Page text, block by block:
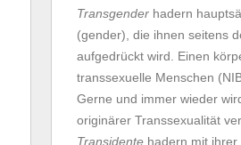
Transgender hadern
(gender), die ihnen seitens
aufgedrückt wird. Einen
transsexuelle Menschen
Gerne und immer wieder
originärer Transsexualität
Transidente hadern mit